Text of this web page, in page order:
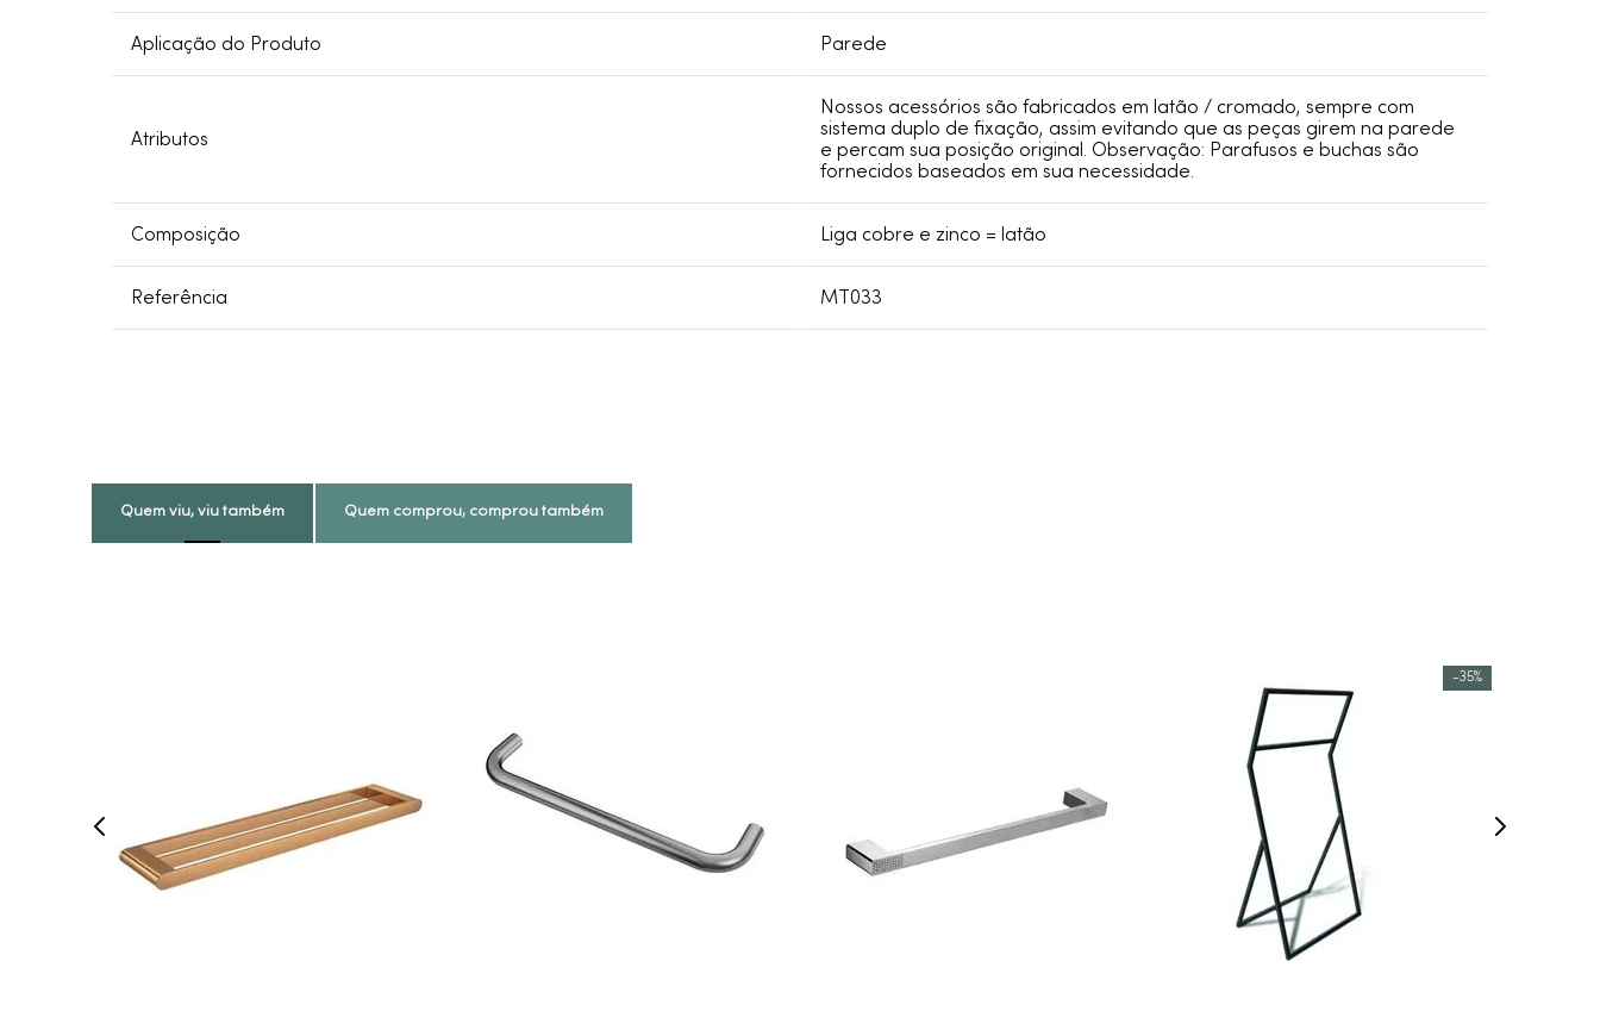
Aplicação do Produto Parede
Atributos
Nossos acessórios são fabricados em latão / cromado, sempre com
sistema duplo de fixação, assim evitando que as peças girem na parede
e percam sua posição original. Observação: Parafusos e buchas são
fornecidos baseados em sua necessidade.
Composição Liga cobre e zinco = latão
Referência MT033
Quem viu, viu também Quem comprou, comprou também
COMPRAR AGORA COMPRAR AGORA COMPRAR AGORA
-35%
COMPRAR AGORA
VEJA MAIS